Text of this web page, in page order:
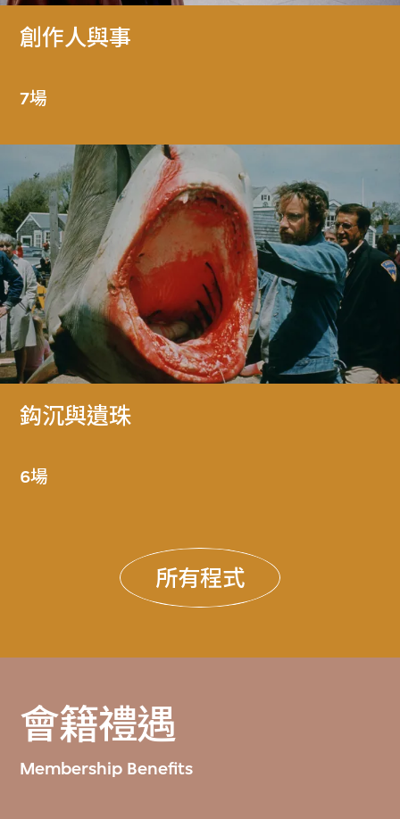
創作人與事
7場
鈎沉與遺珠
6場
所有程式
會籍禮遇
Membership Benefits